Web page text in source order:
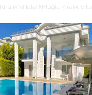
Kiralık Villalar Muğla Kiralık Villa